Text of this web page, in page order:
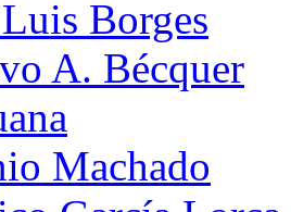
Borges
A. Bécquer
Machado